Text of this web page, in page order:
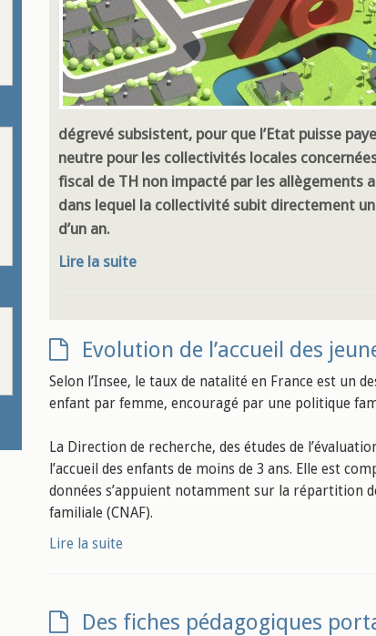
dégrevé subsistent, pour que l’Etat puisse
neutre pour les collectivités locales
fiscal de TH non impacté par les allègements
dans lequel la collectivité subit directement
d’un an.
Lire la suite
Evolution de l’accueil des
Selon l’Insee, le taux de natalité en France est un
enfant par femme, encouragé par une politique
La Direction de recherche, des études de
l’accueil des enfants de moins de 3 ans. Elle est
données s’appuient notamment sur la répartition
familiale (CNAF).
Lire la suite
Des fiches pédagogiques